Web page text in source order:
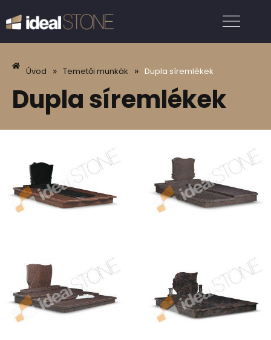
Úvod » Temetői munkák » Dupla síremlékek
Dupla síremlékek